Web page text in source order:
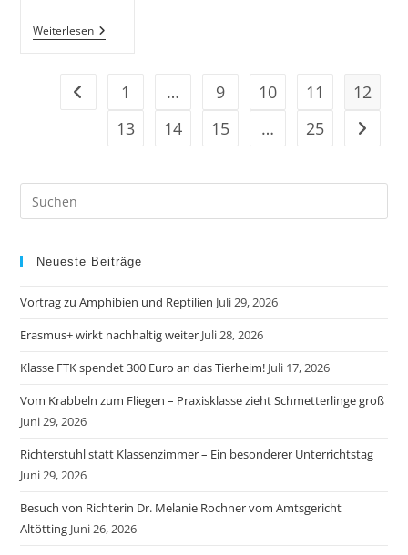
Weiterlesen„Europa
Im
Leben“
Gehe zur vorherigen Seite
1 … 9 10 11
12
13
14 15 … 25 Gehe
Neueste Beiträge
Vortrag zu Amphibien und Reptilien Juli 29, 2026
Erasmus+ wirkt nachhaltig weiter Juli 28, 2026
Klasse FTK spendet 300 Euro an das Tierheim! Juli 17, 2026
Vom Krabbeln zum Fliegen – Praxisklasse zieht Schmetterlinge groß
Juni 29, 2026
Richterstuhl statt Klassenzimmer – Ein besonderer Unterrichtstag
Juni 29, 2026
Besuch von Richterin Dr. Melanie Rochner vom Amtsgericht
Altötting Juni 26, 2026